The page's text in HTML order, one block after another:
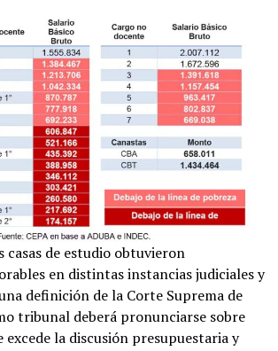
casas de estudio obtuvieron
en distintas instancias judiciales y
definición de la Corte Suprema de
tribunal deberá pronunciarse sobre
excede la discusión presupuestaria y